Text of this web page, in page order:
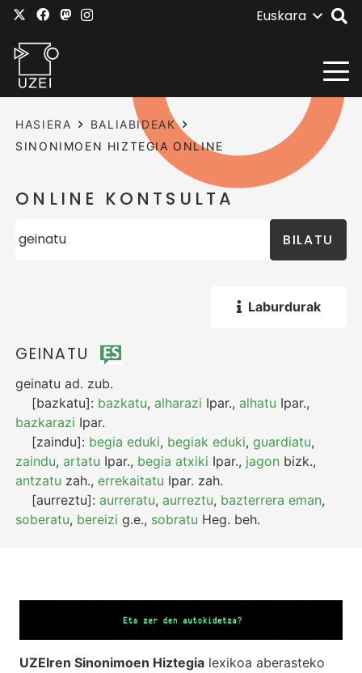
Euskara
HASIERA
BALIABIDEAK
SINONIMOEN HIZTEGIA ONLINE
ONLINE KONTSULTA
BILATU
Laburdurak
GEINATU
geinatu ad. zub.
[bazkatu]: bazkatu,alharazi Ipar.,alhatu Ipar.,
bazkarazi Ipar.
[zaindu]: begia eduki, begiak eduki,guardiatu,
zaindu,artatu Ipar., begia atxiki Ipar., jagon bizk.,
antzatu zah.,errekaitatu Ipar. zah.
[aurreztu]:aurreratu,aurreztu, bazterrera eman,
soberatu, bereizi g.e., sobratu Heg. beh.
UZEIren Sinonimoen Hiztegia lexikoa aberasteko